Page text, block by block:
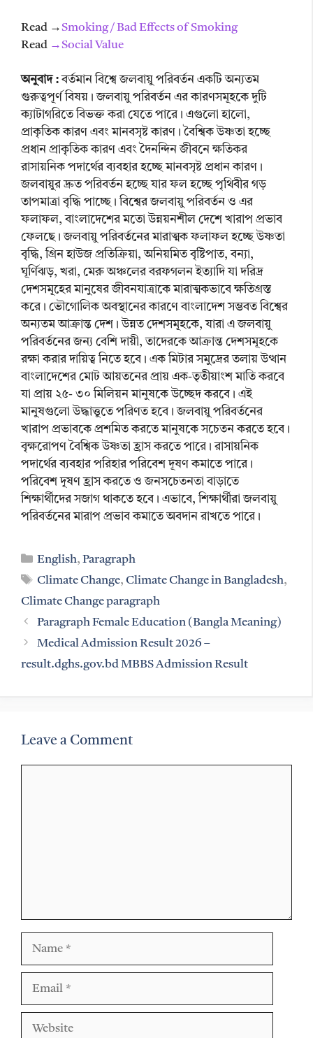
Read →Smoking / Bad Effects of Smoking
Read →Social Value
অনুবাদ :বর্তমান বিশ্বে জলবায়ু পরিবর্তন একটি অন্যতম
গুরুত্বপূর্ণ বিষয়। জলবায়ু পরিবর্তন এর কারণসমূহকে দুটি
ক্যাটাগরিতে বিভক্ত করা যেতে পারে। এগুলো হালো,
প্রাকৃতিক কারণ এবং মানবসৃষ্ট কারণ। বৈশ্বিক উষ্ণতা হচ্ছে
প্রধান প্রাকৃতিক কারণ এবং দৈনন্দিন জীবনে ক্ষতিকর
রাসায়নিক পদার্থের ব্যবহার হচ্ছে মানবসৃষ্ট প্রধান কারণ।
জলবায়ুর দ্রুত পরিবর্তন হচ্ছে যার ফল হচ্ছে পৃথিবীর গড়
তাপমাত্রা বৃদ্ধি পাচ্ছে। বিশ্বের জলবায়ু পরিবর্তন ও এর
ফলাফল, বাংলাদেশের মতো উন্নয়নশীল দেশে খারাপ প্রভাব
ফেলছে। জলবায়ু পরিবর্তনের মারাত্মক ফলাফল হচ্ছে উষ্ণতা
বৃদ্ধি, গ্রিন হাউজ প্রতিক্রিয়া, অনিয়মিত বৃষ্টিপাত, বন্যা,
ঘূর্ণিঝড়, খরা, মেরু অঞ্চলের বরফগলন ইত্যাদি যা দরিদ্র
দেশসমূহের মানুষের জীবনযাত্রাকে মারাত্মকভাবে ক্ষতিগ্রস্ত
করে। ভৌগোলিক অবস্থানের কারণে বাংলাদেশ সম্ভবত বিশ্বের
অন্যতম আক্রান্ত দেশ। উন্নত দেশসমূহকে, যারা এ জলবায়ু
পরিবর্তনের জন্য বেশি দায়ী, তাদেরকে আক্রান্ত দেশসমূহকে
রক্ষা করার দায়িত্ব নিতে হবে। এক মিটার সমুদ্রের তলায় উত্থান
বাংলাদেশের মোট আয়তনের প্রায় এক-তৃতীয়াংশ মাতি করবে
যা প্রায় ২৫- ৩০ মিলিয়ন মানুষকে উচ্ছেদ করবে। এই
মানুষগুলো উদ্ধাত্তুতে পরিণত হবে। জলবায়ু পরিবর্তনের
খারাপ প্রভাবকে প্রশমিত করতে মানুষকে সচেতন করতে হবে।
বৃক্ষরোপণ বৈশ্বিক উষ্ণতা হ্রাস করতে পারে। রাসায়নিক
পদার্থের ব্যবহার পরিহার পরিবেশ দূষণ কমাতে পারে।
পরিবেশ দূষণ হ্রাস করতে ও জনসচেতনতা বাড়াতে
শিক্ষার্থীদের সজাগ থাকতে হবে। এভাবে, শিক্ষার্থীরা জলবায়ু
পরিবর্তনের মারাপ প্রভাব কমাতে অবদান রাখতে পারে।
Categories
English,Paragraph
Tags
Climate Change,Climate Change in Bangladesh,
Climate Change paragraph
Paragraph Female Education (Bangla Meaning)
Medical Admission Result 2026 –
result.dghs.gov.bd MBBS Admission Result
Leave a Comment